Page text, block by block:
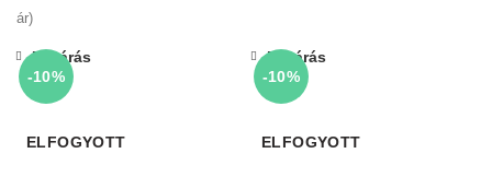
ár)
-10%
ELFOGYOTT
Bezárás
-10%
ELFOGYOTT
Bezárás